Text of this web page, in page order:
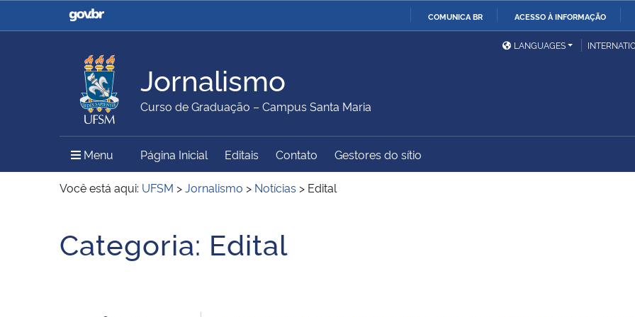
COMUNICA BR ACESSO À INFORMAÇÃO
Casa Civil
Ministério da Justiça e
Ministério da Defesa
Ministério das Relações
Exteriores
Ministério da Agricultura,
Pecuária e Abastecimento
Ministério da Educação
Ministério do Meio Ambiente Ministério do Turismo
Ministério do
Secretaria de Governo
Gabinete de Segurança
LANGUAGES
Jornalismo
Curso de Graduação – Campus Santa Maria
Menu Menu Principal do Sítio
Página Inicial Editais Contato Gestores do sítio
Você está aqui: UFSM >Jornalismo > Notícias > Edital
Categoria: Edital